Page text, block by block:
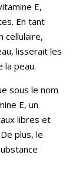
E,
En tant
cellulaire,
lisserait les
la peau.
sous le nom
E, un
libres et
plus, le